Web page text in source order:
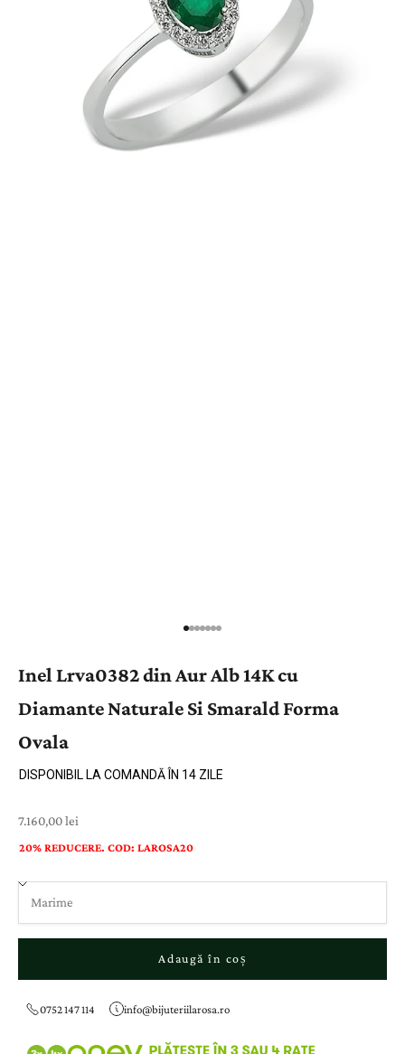
Inel Lrva0382 din Aur Alb 14K cu
Diamante Naturale Si Smarald Forma
Ovala
DISPONIBIL LA COMANDĂ ÎN 14 ZILE
Preț cu reducere
7.160,00 lei
20% REDUCERE. COD: LAROSA20
Adaugă în coș
0752 147 114 info@bijuteriilarosa.ro